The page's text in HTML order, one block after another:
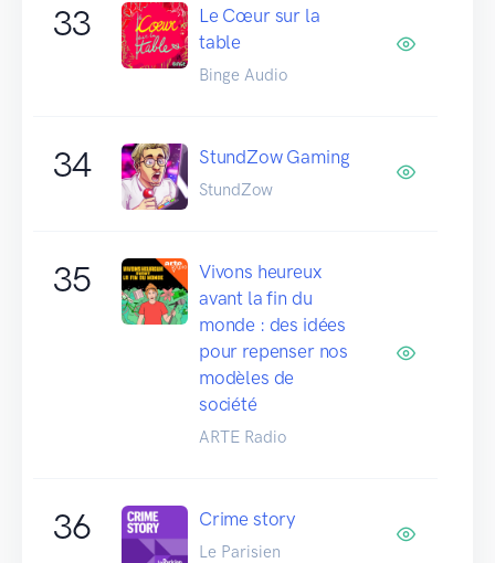
33
Le Cœur sur la
table
Binge Audio
34 StundZow Gaming
StundZow
35
Vivons heureux
avant la fin du
monde : des idées
pour repenser nos
modèles de
société
ARTE Radio
36 Crime story
Le Parisien